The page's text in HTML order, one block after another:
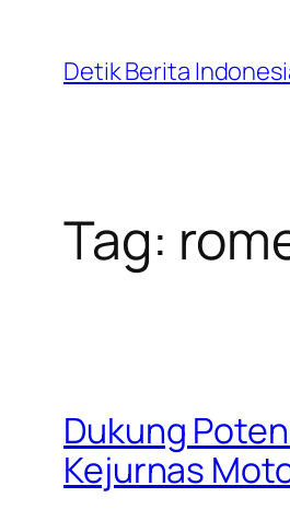
content
Detik Berita
Tag:
Dukung
Kejurnas